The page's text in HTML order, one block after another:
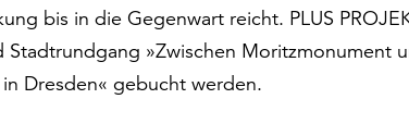
bis in die Gegenwart reicht. PLUS
»Zwischen Moritzmonument
Dresden« gebucht werden.